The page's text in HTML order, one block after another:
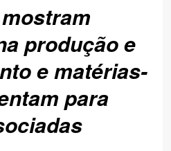
produção e
e matérias-
para